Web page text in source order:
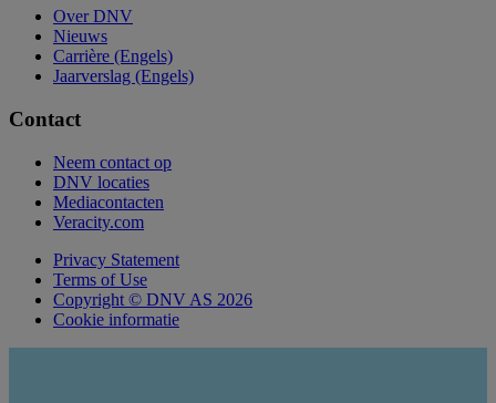
Over DNV
Nieuws
Carrière (Engels)
Jaarverslag (Engels)
Contact
Neem contact op
DNV locaties
Mediacontacten
Veracity.com
Privacy Statement
Terms of Use
Copyright © DNV AS 2026
Cookie informatie